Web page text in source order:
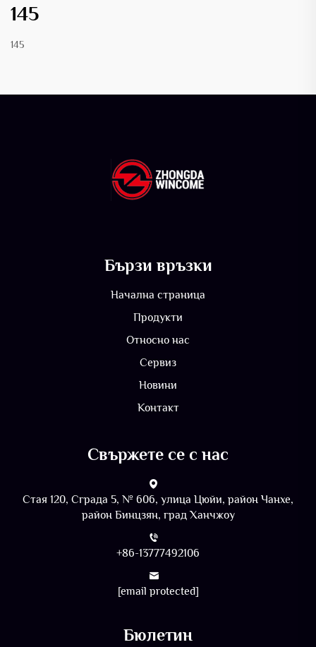
145
145
Бързи връзки
Начална страница
Продукти
Относно нас
Сервиз
Новини
Контакт
Свържете се с нас
Стая 120, Сграда 5, № 606, улица Цюйи, район Чанхе,
район Бинцзян, град Ханчжоу
+86-13777492106
[email protected]
Бюлетин